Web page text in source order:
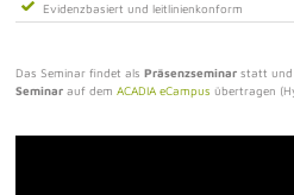
Evidenzbasiert und leitlinienkonform
Das Seminar findet als Präsenzseminar statt und
Seminar auf dem ACADIA eCampus übertragen